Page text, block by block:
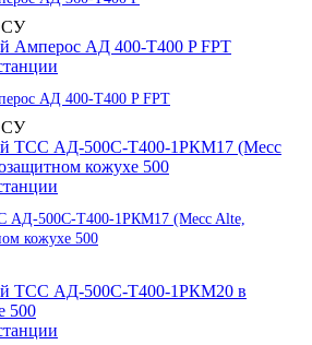
АД 400-Т400 P FPT
АД-500С-Т400-1РКМ17 (Mecc Alte,
кожухе 500